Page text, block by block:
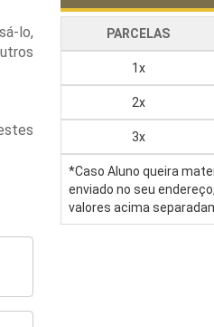
lo,
PARCELAS
1x
2x
3x
*Caso Aluno queira
enviado no seu
valores acima